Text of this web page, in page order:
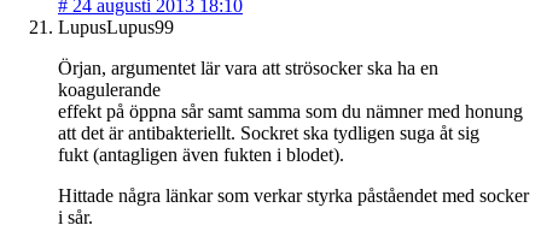
# 24 augusti 2013 18:10
LupusLupus99
Örjan, argumentet lär vara att strösocker ska ha en
koagulerande
effekt på öppna sår samt samma som du nämner med honung
att det är antibakteriellt. Sockret ska tydligen suga åt sig
fukt (antagligen även fukten i blodet).
Hittade några länkar som verkar styrka påståendet med socker
i sår.